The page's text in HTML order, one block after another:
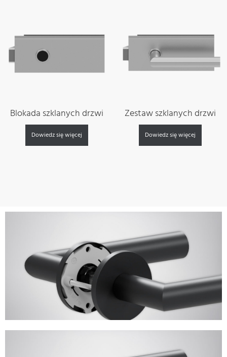
Blokada szklanych drzwi
Dowiedz się więcej
Zestaw szklanych drzwi
Dowiedz się więcej